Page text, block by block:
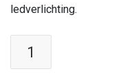
ledverlichting.